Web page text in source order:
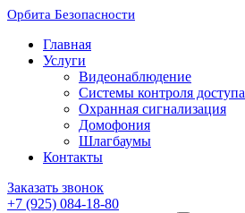
Орбита Безопасности
Главная
Услуги
Видеонаблюдение
Системы контроля доступа
Охранная сигнализация
Домофония
Шлагбаумы
Контакты
Заказать звонок
+7 (925) 084-18-80